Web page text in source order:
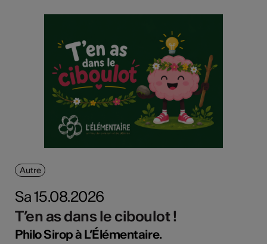
Autre
Sa 15.08.2026
T’en as dans le ciboulot !
Philo Sirop à L’Élémentaire.